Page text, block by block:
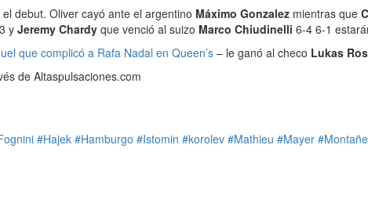
debut. Oliver cayó ante el argentino Máximo Gonzalez mientras que
y Jeremy Chardy que venció al suizo Marco Chiudinelli 6-4 6-1
que complicó a Rafa Nadal en Queen’s – le ganó al checo Lukas
de Altaspulsaciones.com
#Hajek #Hamburgo #Istomin #korolev #Mathieu #Mayer